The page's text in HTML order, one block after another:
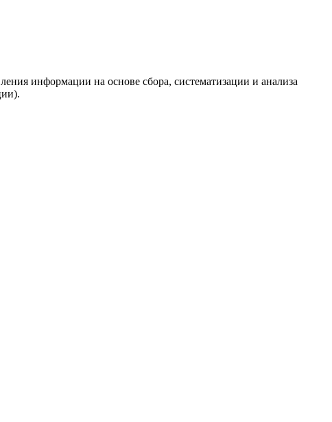
информации на основе сбора, систематизации и анализа